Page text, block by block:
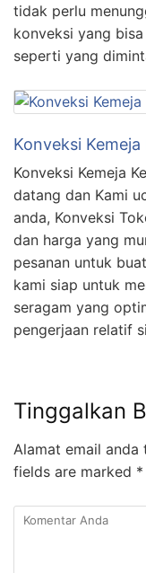
tidak perlu
konveksi yang
seperti yang
Konveksi
Konveksi Kemeja
datang dan Kami
anda, Konveksi
dan harga yang
pesanan untuk
kami siap untuk
seragam yang
pengerjaan relatif
Tinggalkan
Alamat email
fields are marked *